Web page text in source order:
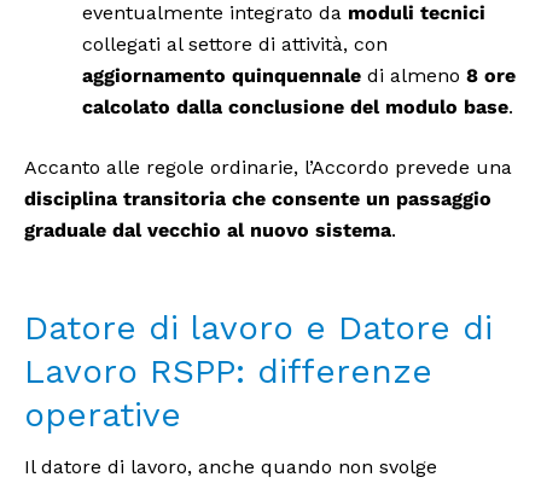
eventualmente integrato da moduli tecnici
collegati al settore di attività, con
aggiornamento quinquennale di almeno 8 ore
calcolato dalla conclusione del modulo base.
Accanto alle regole ordinarie, l’Accordo prevede una
disciplina transitoria che consente un passaggio
graduale dal vecchio al nuovo sistema.
Datore di lavoro e Datore di
Lavoro RSPP: differenze
operative
Il datore di lavoro, anche quando non svolge